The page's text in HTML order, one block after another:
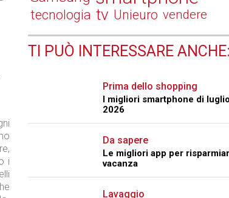
i
tecnologia tv Unieuro vendere
TI PUÒ INTERESSARE ANCHE:
Prima dello shopping
I migliori smartphone di luglio
2026
Da sapere
Le migliori app per
vacanza
Lavaggio